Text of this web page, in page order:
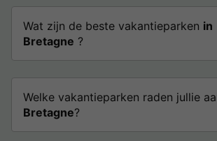
Wat zijn de beste vakantieparken in
Bretagne ?
Welke vakantieparken raden jullie
Bretagne?